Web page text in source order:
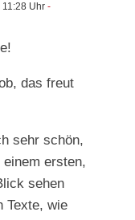
11:28 Uhr -
das freut
sehr schön,
ersten,
sehen
Texte, wie